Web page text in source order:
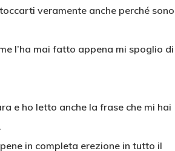
veramente anche perché sono
l’ha mai fatto appena mi spoglio di
e ho letto anche la frase che mi hai
in completa erezione in tutto il